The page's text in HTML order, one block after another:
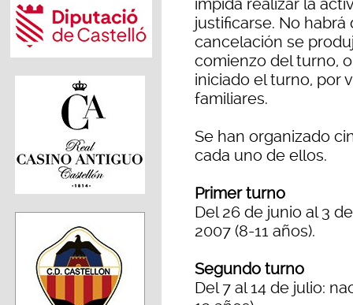
impida realizar la
justificarse. No
cancelación se
comienzo del turno,
iniciado el turno, por
familiares.
Se han organizado
cada uno de ellos.
Primer turno
Del 26 de junio al 3
2007 (8-11 años).
Segundo turno
Del 7 al 14 de julio: